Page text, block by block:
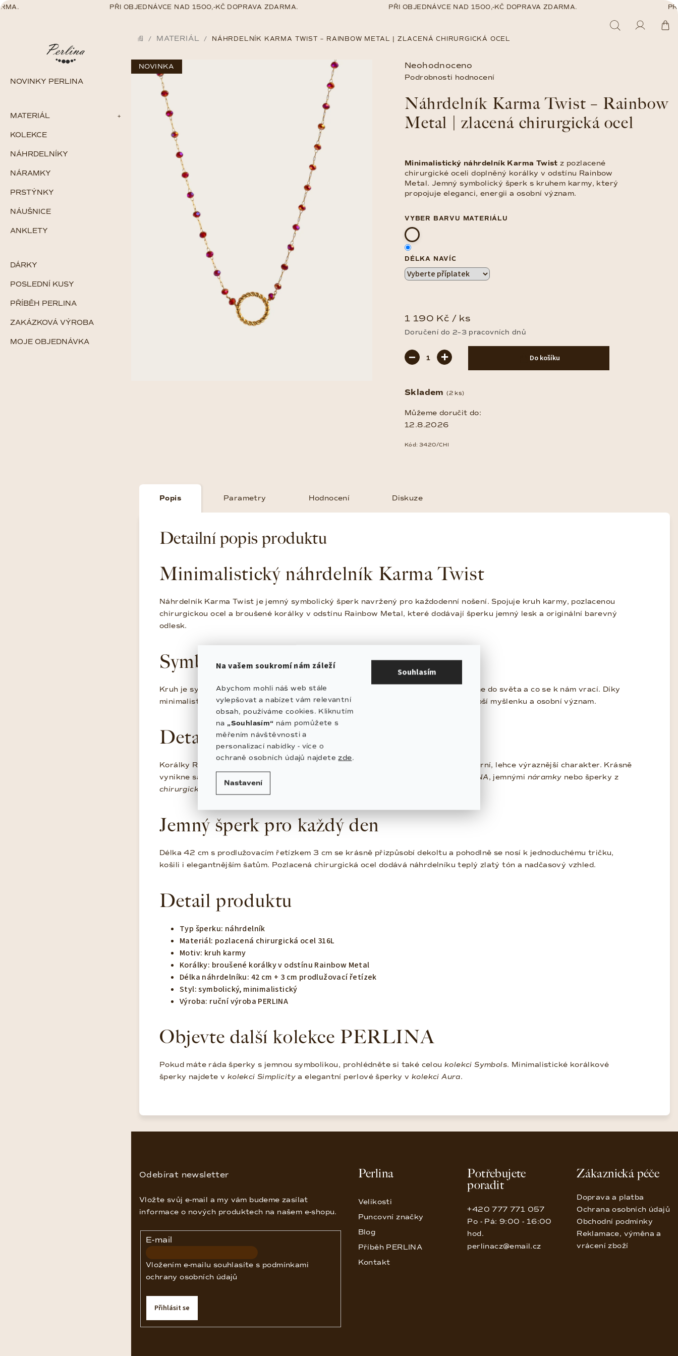
Na vašem soukromí nám záleží
Abychom mohli náš web stále
vylepšovat a nabízet vám relevantní
obsah, používáme cookies. Kliknutím
na „Souhlasím“ nám pomůžete s
měřením návštěvnosti a
personalizací nabídky - více o
ochraně osobních údajů najdetezde.
Nastavení
Souhlasím
Přejít
PŘI OBJEDNÁVCE NAD 1500,-KČ DOPRAVA ZDARMA. PŘI OBJEDNÁVCE NAD 1500,-KČ DOPRAVA ZDARMA. PŘI
NOVINKY PERLINA
MATERIÁL
Zlato
Stříbro
Gold filled
KOLEKCE
NÁHRDELNÍKY
NÁRAMKY
PRSTÝNKY
NÁUŠNICE
ANKLETY
DÁRKY
POSLEDNÍ KUSY
PŘÍBĚH PERLINA
ZAKÁZKOVÁ VÝROBA
MOJE OBJEDNÁVKA
DOMŮ
/ MATERIÁL / NÁHRDELNÍK KARMA TWIST – RAINBOW METAL | ZLACENÁ CHIRURGICKÁ OCEL
Náhrdelník Karma Twist – Rainbow
Metal | zlacená chirurgická ocel
Průměrné
hodnocení
je
z
Neohodnoceno
Podrobnosti hodnocení
Minimalistický náhrdelník Karma Twist z pozlacené
chirurgické oceli doplněný korálky v odstínu Rainbow
Metal. Jemný symbolický šperk s kruhem karmy, který
propojuje eleganci, energii a osobní význam.
VYBER BARVU MATERIÁLU
DÉLKA NAVÍC
1 190 Kč / ks
Doručení do 2–3 pracovních dnů
Měrná
cena:
Skladem(2 ks)
Můžeme doručit do:
12.8.2026
Kód: 3420/CHI
+
− Do košíku
NOVINKA
Popis Parametry Hodnocení Diskuze
Detailní popis produktu
Minimalistický náhrdelník Karma Twist
Náhrdelník Karma Twist je jemný symbolický šperk navržený pro každodenní nošení. Spojuje kruh karmy, pozlacenou
chirurgickou ocel a broušené korálky v odstínu Rainbow Metal, které dodávají šperku jemný lesk a originální barevný
odlesk.
Symbol, který má význam
Kruh je symbolem karmy, rovnováhy, životního cyklu a propojení všeho, co vysíláme do světa a co se k nám vrací. Díky
minimalistickému provedení působí náhrdelník jemně, ale zároveň v sobě nese hlubší myšlenku a osobní význam.
Detail, který doplní každý outfit
Korálky Rainbow Metal se na světle jemně proměňují a dodávají náhrdelníku moderní, lehce výraznější charakter. Krásně
vynikne samostatně, ale můžete ho kombinovat také s dalšími
náhrdelníky PERLINA, jemnými náramky nebo šperky z
chirurgické oceli
Jemný šperk pro každý den
Délka 42 cm s prodlužovacím řetízkem 3 cm se krásně přizpůsobí dekoltu a pohodlně se nosí k jednoduchému tričku,
košili i elegantnějším šatům. Pozlacená chirurgická ocel dodává náhrdelníku teplý zlatý tón a nadčasový vzhled.
Detail produktu
Typ šperku: náhrdelník
Materiál: pozlacená chirurgická ocel 316L
Motiv: kruh karmy
Korálky: broušené korálky v odstínu Rainbow Metal
Délka náhrdelníku: 42 cm + 3 cm prodlužovací řetízek
Styl: symbolický, minimalistický
Výroba: ruční výroba PERLINA
Objevte další kolekce PERLINA
Pokud máte ráda šperky s jemnou symbolikou, prohlédněte si také celou kolekci Symbols. Minimalistické korálkové
šperky najdete v kolekci Simplicity a elegantní perlové šperky vkolekci Aura.
Odebírat newsletter
Vložte svůj e-mail a my vám budeme zasílat
informace o nových produktech na našem e-shopu.
E-mail
Vložením e-mailu souhlasíte s podmínkami
ochrany osobních údajů
Přihlásit se
Perlina
Velikosti
Puncovní značky
Blog
Příběh PERLINA
Kontakt
Potřebujete
poradit
+420 777 771 057
Po - Pá: 9:00 - 16:00
hod.
perlinacz@email.cz
Zákaznická péče
Doprava a platba
Ochrana osobních údajů
Obchodní podmínky
Reklamace, výměna a
vrácení zboží